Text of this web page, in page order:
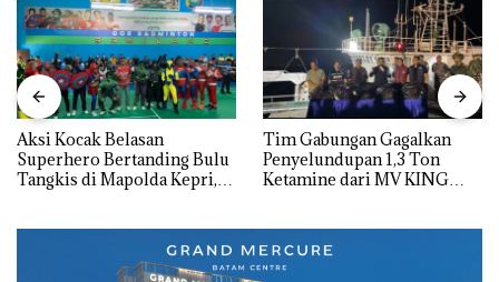
Aksi Kocak Belasan
Superhero Bertanding Bulu
Tangkis di Mapolda Kepri,
Tim Gabungan Gagalkan
Penyelundupan 1,3 Ton
Ketamine dari MV KING